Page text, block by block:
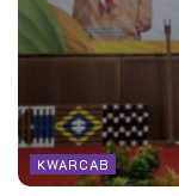
KWARCAB